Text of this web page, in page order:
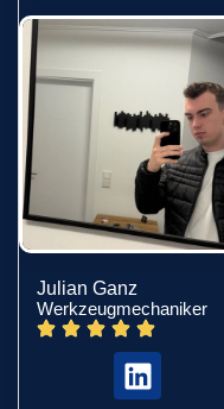
Julian Ganz
Werkzeugmechaniker